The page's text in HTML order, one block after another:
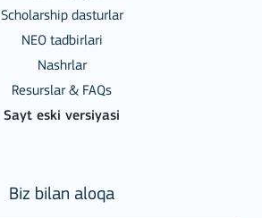
Scholarship dasturlar
NEO tadbirlari
Nashrlar
Resurslar & FAQs
Sayt eski versiyasi
Biz bilan aloqa